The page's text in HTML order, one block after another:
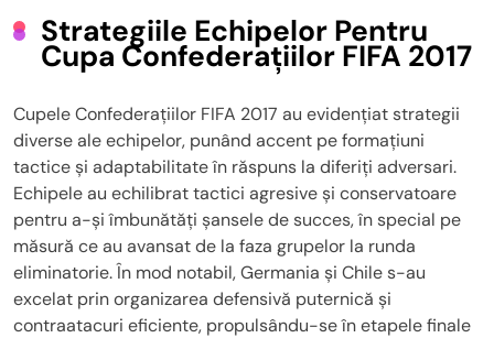
Strategiile Echipelor Pentru
Cupa Confederațiilor FIFA 2017
Cupele Confederațiilor FIFA 2017 au evidențiat strategii
diverse ale echipelor, punând accent pe formațiuni
tactice și adaptabilitate în răspuns la diferiți adversari.
Echipele au echilibrat tactici agresive și conservatoare
pentru a-și îmbunătăți șansele de succes, în special pe
măsură ce au avansat de la faza grupelor la runda
eliminatorie. În mod notabil, Germania și Chile s-au
excelat prin organizarea defensivă puternică și
contraatacuri eficiente, propulsându-se în etapele finale